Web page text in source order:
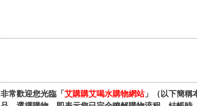
非常歡迎您光臨「艾購購艾喝水購物網站」（以下簡稱